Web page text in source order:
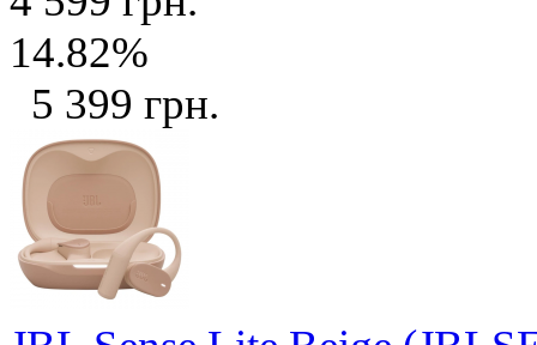
14.82%
5 399 грн.